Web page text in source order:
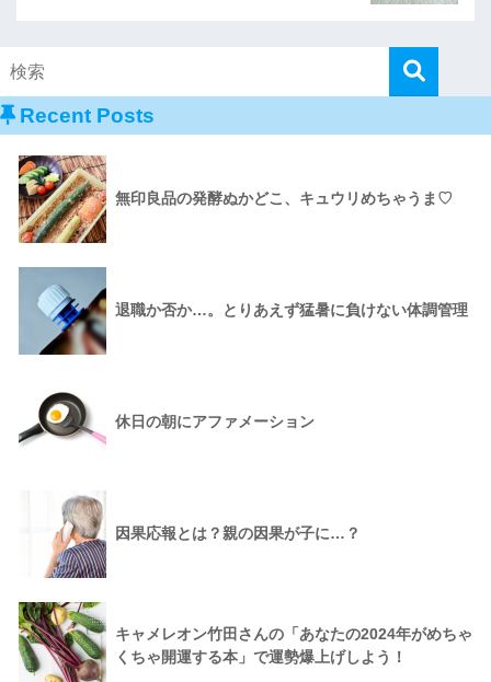
Recent Posts
無印良品の発酵ぬかどこ、キュウリめちゃうま♡
退職か否か…。とりあえず猛暑に負けない体調管理
休日の朝にアファメーション
因果応報とは？親の因果が子に…？
キャメレオン竹田さんの「あなたの2024年がめちゃ
くちゃ開運する本」で運勢爆上げしよう！